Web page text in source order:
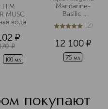
HIM
MUSC
вода
¤
¤
100 мл
Mandarine-
Basilic
Туалетная вода
5из 52 (2)
12 100 ¤
75 мл
покупают